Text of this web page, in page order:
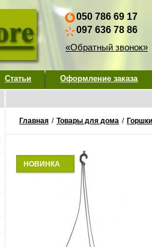
050 786 69 17
097 636 78 86
«Обратный звонок»
Статьи Оформление заказа
Главная / Товары для дома /
НОВИНКА